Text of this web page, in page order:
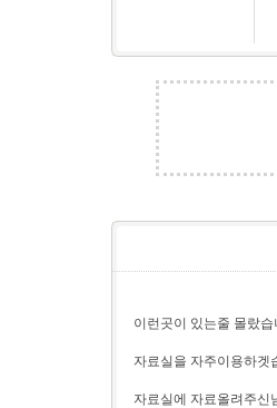
이런곳이 있는줄 몰랐습
자료실을 자주이용하겟
자료실에 자료올려주신